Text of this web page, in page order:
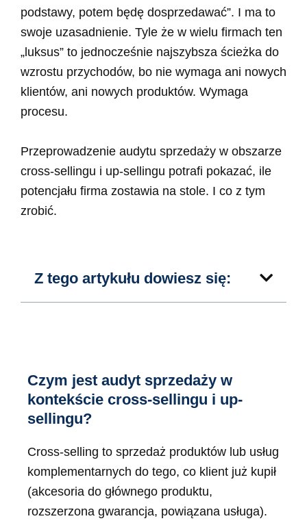
podstawy, potem będę dosprzedawać”. I ma to
swoje uzasadnienie. Tyle że w wielu firmach ten
„luksus” to jednocześnie najszybsza ścieżka do
wzrostu przychodów, bo nie wymaga ani nowych
klientów, ani nowych produktów. Wymaga
procesu.
Przeprowadzenie audytu sprzedaży w obszarze
cross-sellingu i up-sellingu potrafi pokazać, ile
potencjału firma zostawia na stole. I co z tym
zrobić.
Z tego artykułu dowiesz się:
Czym jest audyt sprzedaży w
kontekście cross-sellingu i up-
sellingu?
Cross-selling to sprzedaż produktów lub usług
komplementarnych do tego, co klient już kupił
(akcesoria do głównego produktu,
rozszerzona gwarancja, powiązana usługa).